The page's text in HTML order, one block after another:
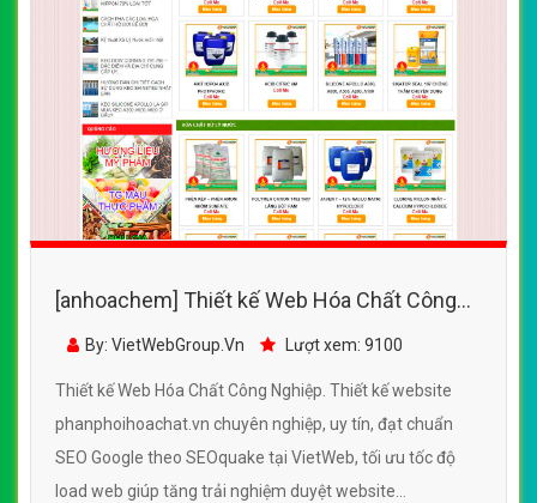
[anhoachem] Thiết kế Web Hóa Chất Công
Nghiệp - phanphoihoachat.vn
By: VietWebGroup.Vn Lượt xem: 9100
Thiết kế Web Hóa Chất Công Nghiệp. Thiết kế website
phanphoihoachat.vn chuyên nghiệp, uy tín, đạt chuẩn
SEO Google theo SEOquake tại VietWeb, tối ưu tốc độ
load web giúp tăng trải nghiệm duyệt website